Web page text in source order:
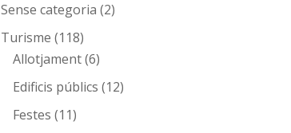
Sense categoria (2)
Turisme (118)
Allotjament(6)
Edificis públics (12)
Festes (11)